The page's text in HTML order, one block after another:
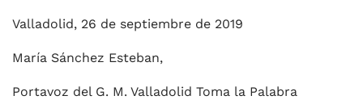
Valladolid, 26 de septiembre de 2019
María Sánchez Esteban,
Portavoz del G. M. Valladolid Toma la Palabra